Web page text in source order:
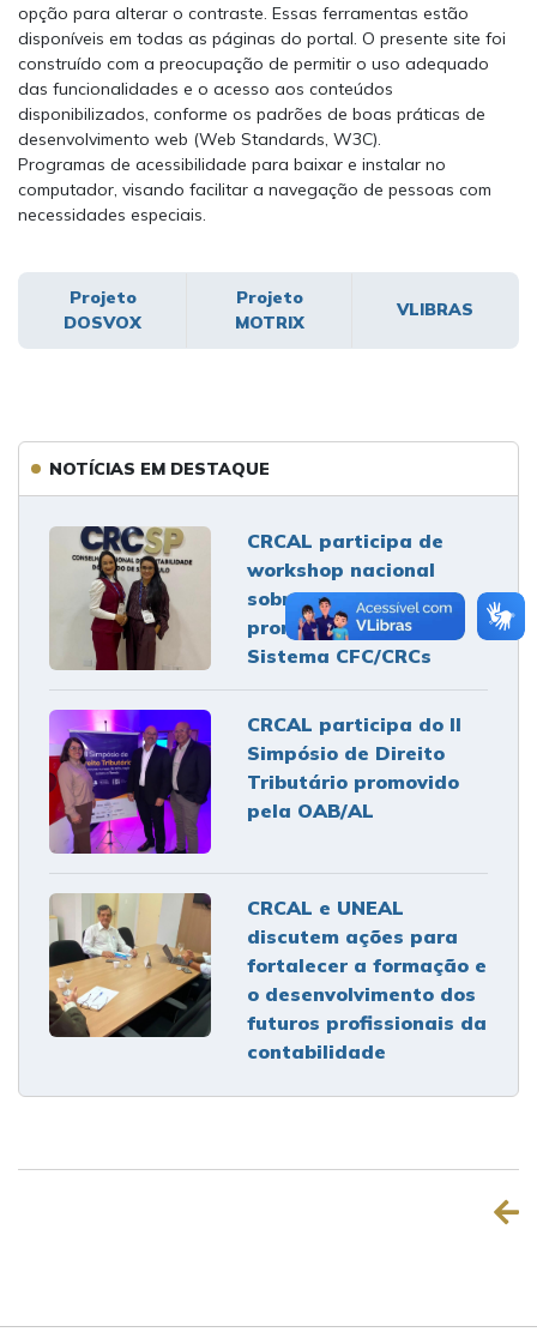
opção para alterar o contraste. Essas ferramentas estão
disponíveis em todas as páginas do portal. O presente site foi
construído com a preocupação de permitir o uso adequado
das funcionalidades e o acesso aos conteúdos
disponibilizados, conforme os padrões de boas práticas de
desenvolvimento web (Web Standards, W3C).
Programas de acessibilidade para baixar e instalar no
computador, visando facilitar a navegação de pessoas com
necessidades especiais.
Projeto
DOSVOX
Projeto
MOTRIX
VLIBRAS
NOTÍCIAS EM DESTAQUE
CRCAL participa de
workshop nacional
sobre governança
promovido pelo
Sistema CFC/CRCs
CRCAL participa do II
Simpósio de Direito
Tributário promovido
pela OAB/AL
CRCAL e UNEAL
discutem ações para
fortalecer a formação e
o desenvolvimento dos
futuros profissionais da
contabilidade